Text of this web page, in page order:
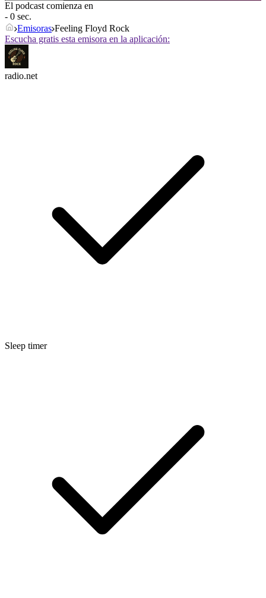
El podcast comienza en
- 0 sec.
Emisoras Feeling Floyd Rock
Escucha gratis esta emisora en la aplicación:
radio.net
Sleep timer